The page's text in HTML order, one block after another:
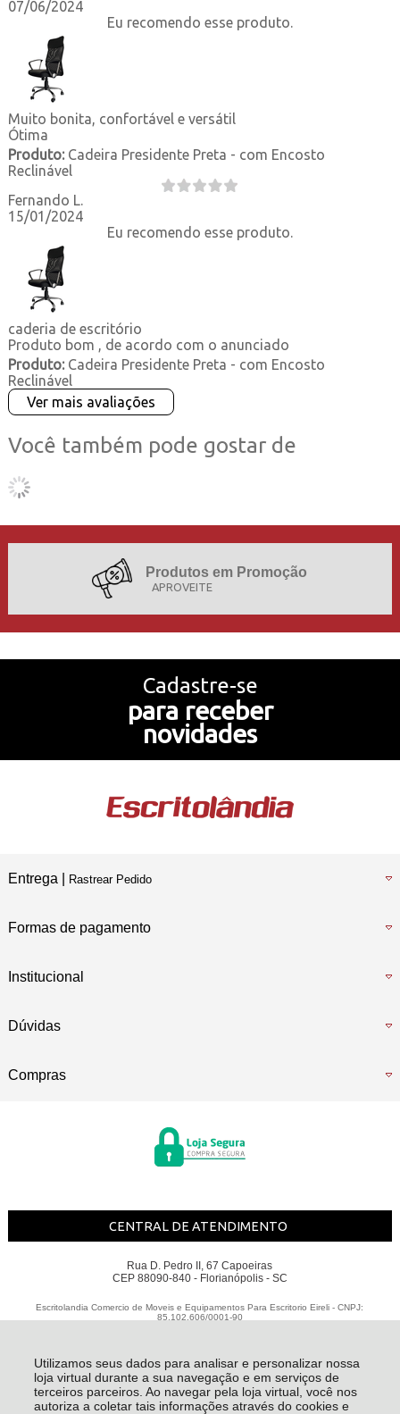
Utilizamos seus dados para analisar e personalizar nossa
loja virtual durante a sua navegação e em serviços de
terceiros parceiros. Ao navegar pela loja virtual, você nos
autoriza a coletar tais informações através do cookies e
07/06/2024
Eu recomendo esse produto.
Muito bonita, confortável e versátil
Ótima
Produto:Cadeira Presidente Preta - com Encosto
Reclinável
Fernando L.
15/01/2024
Eu recomendo esse produto.
caderia de escritório
Produto bom , de acordo com o anunciado
Produto:Cadeira Presidente Preta - com Encosto
Reclinável
Ver mais avaliações
Você também pode gostar de
Produtos em Promoção
APROVEITE
Nossa História
Loja Física
Cadastre-se
para receber
novidades
Entrega | Rastrear Pedido
Formas de pagamento
Institucional
Dúvidas
Compras
CENTRAL DE ATENDIMENTO
Rua D. Pedro II, 67 Capoeiras
CEP 88090-840 - Florianópolis - SC
Escritolandia Comercio de Moveis e Equipamentos Para Escritorio Eireli - CNPJ:
85.102.606/0001-90